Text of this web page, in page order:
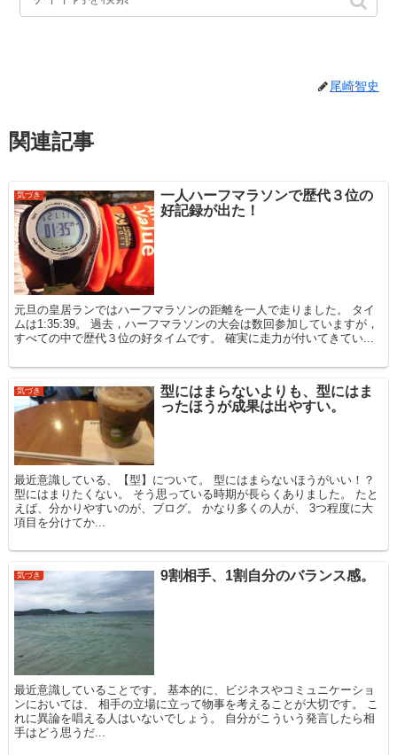
尾崎智史
関連記事
気づき
一人ハーフマラソンで歴代３位の
好記録が出た！
元旦の皇居ランではハーフマラソンの距離を一人で走りました。 タイ
ムは1:35:39。 過去，ハーフマラソンの大会は数回参加していますが，
すべての中で歴代３位の好タイムです。 確実に走力が付いてきてい...
気づき
型にはまらないよりも、型にはま
ったほうが成果は出やすい。
最近意識している、【型】について。 型にはまらないほうがいい！？
型にはまりたくない。 そう思っている時期が長らくありました。 たと
えば、分かりやすいのが、ブログ。 かなり多くの人が、 3つ程度に大
項目を分けてか...
気づき 9割相手、1割自分のバランス感。
最近意識していることです。 基本的に、ビジネスやコミュニケーショ
ンにおいては、 相手の立場に立って物事を考えることが大切です。 こ
れに異論を唱える人はいないでしょう。 自分がこういう発言したら相
手はどう思うだ...